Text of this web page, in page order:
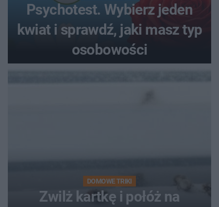
Psychotest. Wybierz jeden
kwiat i sprawdź, jaki masz typ
osobowości
DOMOWE TRIKI
Zwilż kartkę i połóż na